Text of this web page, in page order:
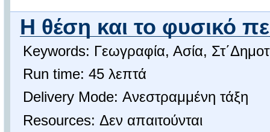
Η θέση και το φυσικό
Keywords: Γεωγραφία, Ασία,
Run time: 45 λεπτά
Delivery Mode: Ανεστραμμένη τάξη
Resources: Δεν απαιτούνται